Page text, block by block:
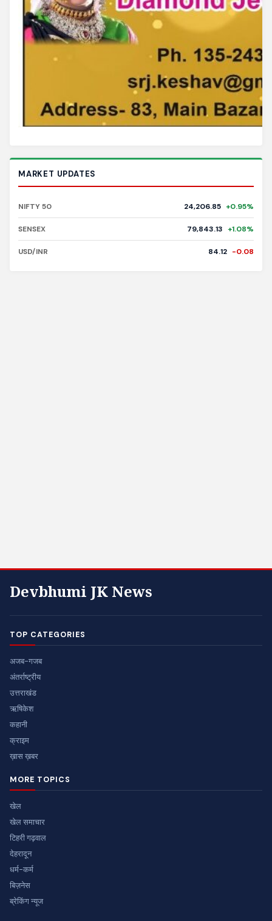
MARKET UPDATES
NIFTY 50 24,206.85 +0.95%
SENSEX 79,843.13 +1.08%
USD/INR 84.12 -0.08
Devbhumi JK News
TOP CATEGORIES
अजब-गजब
अंतर्राष्ट्रीय
उत्तराखंड
ऋषिकेश
कहानी
क्राइम
ख़ास ख़बर
MORE TOPICS
खेल
खेल समाचार
टिहरी गढ़वाल
देहरादून
धर्म-कर्म
बिज़नेस
ब्रेकिंग न्यूज